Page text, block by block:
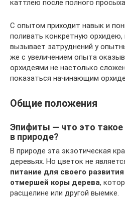
каттлею после полного
С опытом приходит навык и
поливать конкретную орхидею,
вызывает затруднений у
же с увеличением опыта
орхидеями не настолько
показаться начинающим
Общие положения
Эпифиты — что это такое
в природе?
В природе эта экзотическая
деревьях. Но цветок не
питание для своего
отмершей коры дерева,
расщелине или другой выемке.